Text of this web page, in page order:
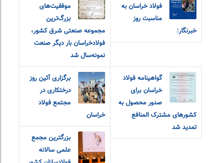
فولاد خراسان به
مناسبت روز
خبرنگار:
موفقیت‌های
بزرگ‌ترین
مجموعه صنعتی شرق کشور،
فولادخراسان بار دیگر صنعت
نمونه‌سال شد
گواهینامه فولاد
خراسان برای
صدور محصول به
کشورهای مشترک المنافع
تمدید شد
برگزاری آئین روز
درختکاری در
مجتمع فولاد
خراسان
بزرگترین مجمع
علمی سالانه